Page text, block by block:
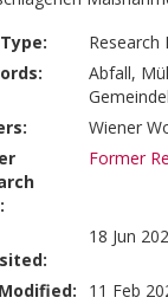
Research
Abfall,
Wiener
Former
18 Jun
11 Feb